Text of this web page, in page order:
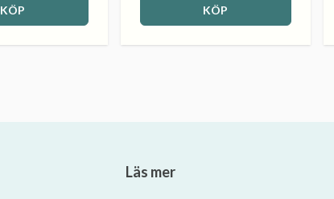
KÖP KÖP
Läs mer